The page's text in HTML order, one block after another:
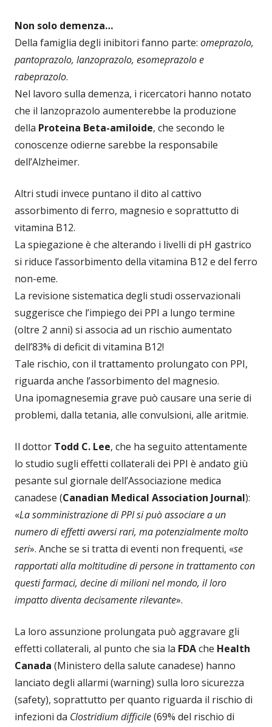
Non solo demenza…
Della famiglia degli inibitori fanno parte: omeprazolo,
pantoprazolo, lanzoprazolo, esomeprazolo e
rabeprazolo.
Nel lavoro sulla demenza, i ricercatori hanno notato
che il lanzoprazolo aumenterebbe la produzione
della Proteina Beta-amiloide, che secondo le
conoscenze odierne sarebbe la responsabile
dell’Alzheimer.
Altri studi invece puntano il dito al cattivo
assorbimento di ferro, magnesio e soprattutto di
vitamina B12.
La spiegazione è che alterando i livelli di pH gastrico
si riduce l’assorbimento della vitamina B12 e del ferro
non-eme.
La revisione sistematica degli studi osservazionali
suggerisce che l’impiego dei PPI a lungo termine
(oltre 2 anni) si associa ad un rischio aumentato
dell’83% di deficit di vitamina B12!
Tale rischio, con il trattamento prolungato con PPI,
riguarda anche l’assorbimento del magnesio.
Una ipomagnesemia grave può causare una serie di
problemi, dalla tetania, alle convulsioni, alle aritmie.
Il dottor Todd C. Lee, che ha seguito attentamente
lo studio sugli effetti collaterali dei PPI è andato giù
pesante sul giornale dell’Associazione medica
canadese (Canadian Medical Association Journal):
«La somministrazione di PPI si può associare a un
numero di effetti avversi rari, ma potenzialmente molto
seri». Anche se si tratta di eventi non frequenti, «se
rapportati alla moltitudine di persone in trattamento con
questi farmaci, decine di milioni nel mondo, il loro
impatto diventa decisamente rilevante».
La loro assunzione prolungata può aggravare gli
effetti collaterali, al punto che sia la FDAche Health
Canada (Ministero della salute canadese) hanno
lanciato degli allarmi (warning) sulla loro sicurezza
(safety), soprattutto per quanto riguarda il rischio di
infezioni da Clostridium difficile(69% del rischio di